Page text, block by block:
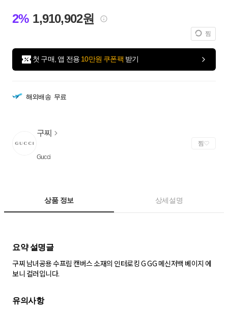
2% 1,910,902원
찜
첫 구매, 앱 전용 10만원 쿠폰팩 받기
해외배송 무료
구찌
Gucci
찜
상품 정보 상세설명
요약 설명글
구찌 남녀공용 수프림 캔버스 소재의 인터로킹 G GG 메신저백 베이지 에
보니 컬러입니다.
유의사항